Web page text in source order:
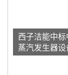
西子洁能中
蒸汽发生器